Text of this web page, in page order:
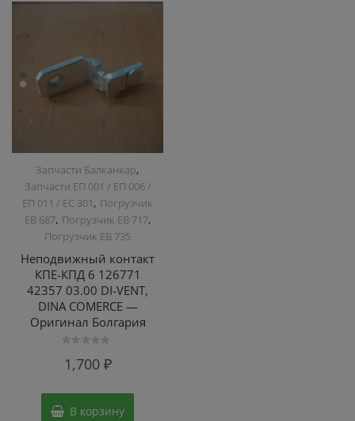
Запчасти Балканкар,
Запчасти ЕП 001 / ЕП 006 /
ЕП 011 / ЕС 301, Погрузчик
ЕВ 687, Погрузчик ЕВ 717,
Погрузчик ЕВ 735
Неподвижный контакт
КПЕ-КПД 6 126771
42357 03.00 DI-VENT,
DINA COMERCE —
Оригинал Болгария
01,700 ₽
В корзину